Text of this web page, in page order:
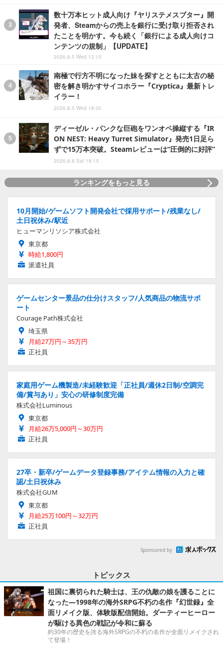
数十万本ヒット成人向け『ヤリステメスブター』開
発者、Steamからの売上を銀行に受け取り拒否され
たことを明かす。今も続く「銀行による成人向けコ
ンテンツの規制」【UPDATE】
2026.8.5 Wed 13:15
南極で行方不明になった妹を探すとともに太古の秘
密を解き明かすサイコホラー『Cryptica』最新トレ
イラー！
2026.8.5 Wed 18:30
ディーゼル・パンクな巨砲をワンオペ操縦する『IR
ON NEST: Heavy Turret Simulator』発売1日足ら
ずで15万本突破。Steamレビューは“圧倒的に好評”
2026.8.8 Sat 18:15
ランキングをもっと見る
10月開始/ゲームソフト開発会社で採用サポート/残業なし/
土日祝休み/駅近
ヒューマンリソシア株式会社
東京都
時給1,800円
派遣社員
ゲームセンター景品の仕分けスタッフ/人気商品の物流サポ
ート
Courage Path株式会社
埼玉県
月給27万円～35万円
正社員
家庭用ゲーム機製造/未経験歓迎「正社員/週休2日制/空調完
備/賞与あり」安心の研修制度完備
株式会社Luminous
東京都
月給26万5,000円～30万円
正社員
27卒・新卒/ゲームデータ登録事務/アイテム情報の入力と確
認/土日祝休み
株式会社GUM
東京都
月給25万100円～32万円
正社員
Sponsored by
トピックス
祖国に裏切られた騎士は、王の仇敵の娘を護ることに
なった―1998年の海外SRPG不朽の名作『幻世録』全
面リメイク版、体験版配信開始。ダーティーヒーロー
が駆ける異色の戦記が令和に蘇る
約30年の歴史を誇る海外SRPGの不朽の名作が全面リメイクされ
て登場！